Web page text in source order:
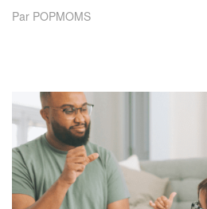
Par POPMOMS